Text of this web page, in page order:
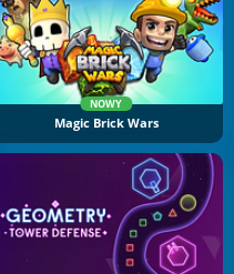
NOWY
Magic Brick Wars